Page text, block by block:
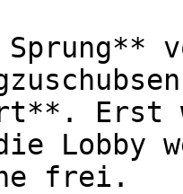
Erst
Lobby
frei.